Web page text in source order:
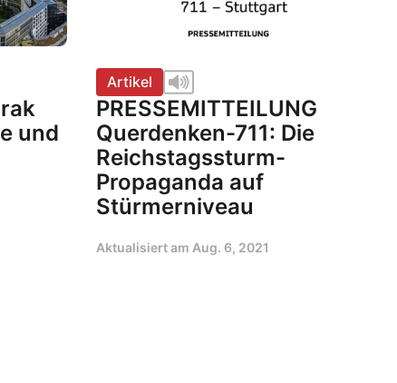
und
Artikel
PRESSEMITTEILUNG
Querdenken-711: Die
Reichstagssturm-
Propaganda auf
Stürmerniveau
Aktualisiert am Aug. 6, 2021